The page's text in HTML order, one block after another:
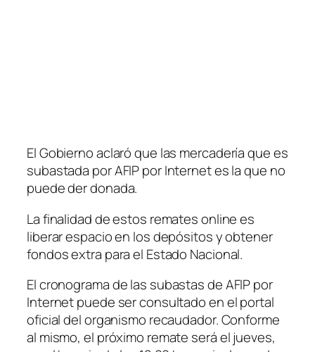
El Gobierno aclaró que las mercadería que es
subastada por AFIP por Internet es la que no
puede der donada.
La finalidad de estos remates online es
liberar espacio en los depósitos y obtener
fondos extra para el Estado Nacional.
El cronograma de las subastas de AFIP por
Internet puede ser consultado en el portal
oficial del organismo recaudador. Conforme
al mismo, el próximo remate será el jueves,